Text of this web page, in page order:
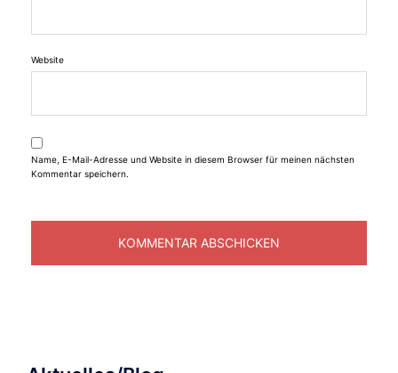
Website
Name, E-Mail-Adresse und Website in diesem Browser für meinen nächsten
Kommentar speichern.